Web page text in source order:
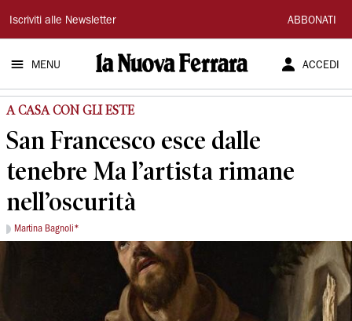
La
Nuova
Ferrara
Iscriviti alle Newsletter ABBONATI
MENU ACCEDI
A CASA CON GLI ESTE
San Francesco esce dalle
tenebre Ma l’artista rimane
nell’oscurità
Martina Bagnoli*